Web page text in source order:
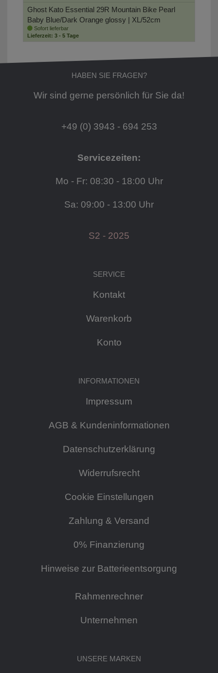
Ghost Kato Essential 29R Mountain Bike Pearl
Baby Blue/Dark Orange glossy | XL/52cm
Sofort lieferbar
Lieferzeit: 3 - 5 Tage
HABEN SIE FRAGEN?
Wir sind gerne persönlich für Sie da!
+49 (0) 3943 - 694 253
Servicezeiten:
Mo - Fr: 08:30 - 18:00 Uhr
Sa: 09:00 - 13:00 Uhr
S2 - 2025
SERVICE
Kontakt
Warenkorb
Konto
INFORMATIONEN
Impressum
AGB & Kundeninformationen
Datenschutzerklärung
Widerrufsrecht
Cookie Einstellungen
Zahlung & Versand
0% Finanzierung
Hinweise zur Batterieentsorgung
Rahmenrechner
Unternehmen
UNSERE MARKEN